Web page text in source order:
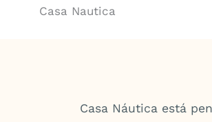
Casa Nautica
Casa Náutica está